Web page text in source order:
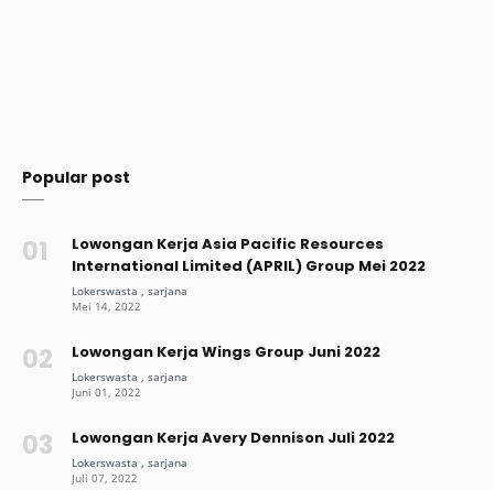
Popular post
Lowongan Kerja Asia Pacific Resources
International Limited (APRIL) Group Mei 2022
Lowongan Kerja Wings Group Juni 2022
Lowongan Kerja Avery Dennison Juli 2022